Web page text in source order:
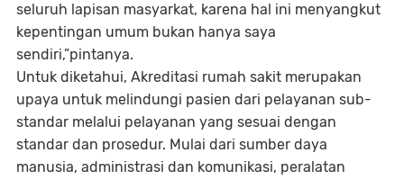
seluruh lapisan masyarkat, karena hal ini menyangkut
kepentingan umum bukan hanya saya
sendiri,”pintanya.
Untuk diketahui, Akreditasi rumah sakit merupakan
upaya untuk melindungi pasien dari pelayanan sub-
standar melalui pelayanan yang sesuai dengan
standar dan prosedur. Mulai dari sumber daya
manusia, administrasi dan komunikasi, peralatan